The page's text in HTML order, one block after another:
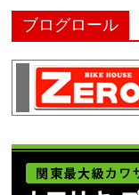
ブログロール